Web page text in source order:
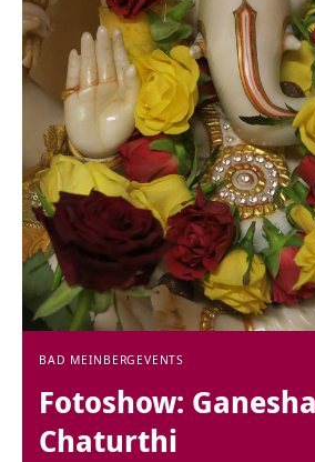
BAD MEINBERG EVENTS
Fotoshow: Ganesha
Chaturthi